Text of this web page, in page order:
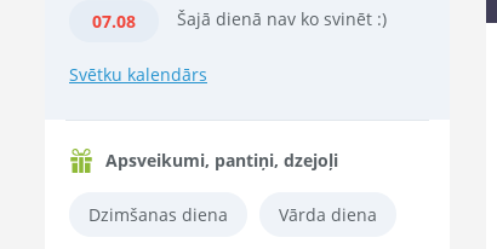
07.08 Šajā dienā nav ko svinēt :)
Svētku kalendārs
Apsveikumi, pantiņi, dzejoļi
Dzimšanas diena Vārda diena